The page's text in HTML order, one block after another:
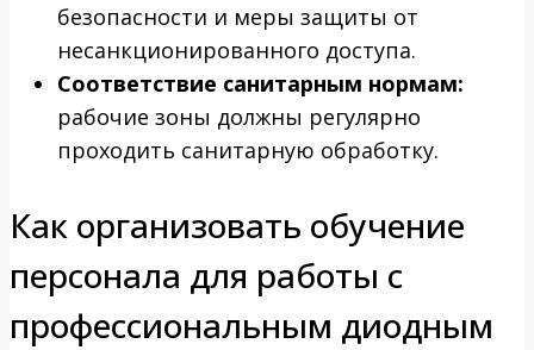
безопасности и меры защиты от
несанкционированного доступа.
Соответствие санитарным нормам:
рабочие зоны должны регулярно
проходить санитарную обработку.
Как организовать обучение
персонала для работы с
профессиональным диодным